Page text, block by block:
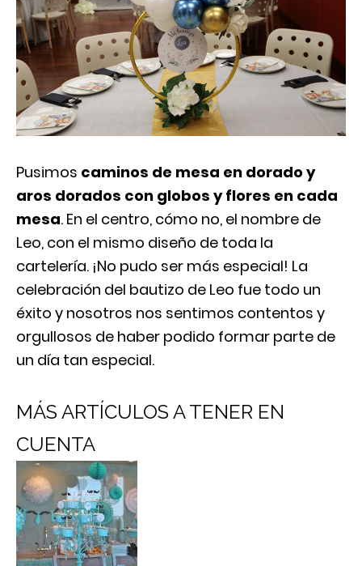
Pusimos caminos de mesa en dorado y
aros dorados con globos y flores en cada
mesa. En el centro, cómo no, el nombre de
Leo, con el mismo diseño de toda la
cartelería. ¡No pudo ser más especial! La
celebración del bautizo de Leo fue todo un
éxito y nosotros nos sentimos contentos y
orgullosos de haber podido formar parte de
un día tan especial.
MÁS ARTÍCULOS A TENER EN
CUENTA